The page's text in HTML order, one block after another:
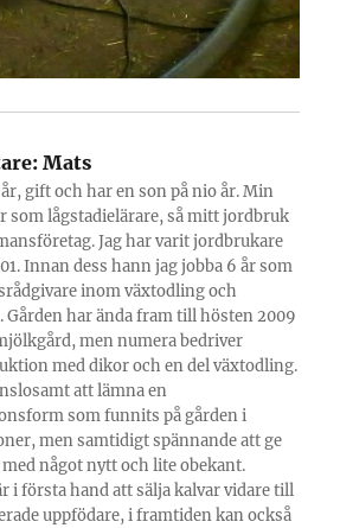
Mats
år, gift och har en son på nio år. Min
som lågstadielärare, så mitt jordbruk
Jag har varit jordbrukare
Innan dess hann jag jobba 6 år som
inom växtodling och
Gården har ända fram till hösten 2009
men numera bedriver
med dikor och en del växtodling.
att lämna en
som funnits på gården i
men samtidigt spännande att ge
något nytt och lite obekant.
i första hand att sälja kalvar vidare till
uppfödare, i framtiden kan också